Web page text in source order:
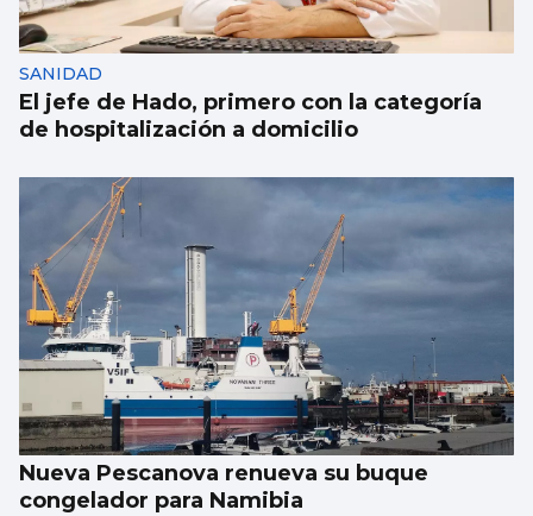
SANIDAD
El jefe de Hado, primero con la categoría
de hospitalización a domicilio
Nueva Pescanova renueva su buque
congelador para Namibia